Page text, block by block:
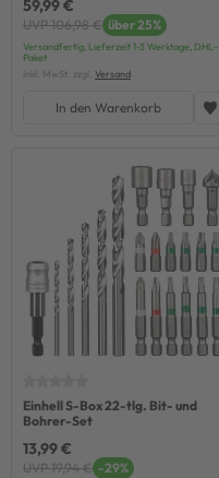
59,99 €
UVP 106,98 € über 25%
Versandfertig, Lieferzeit 1-3 Werktage, DHL-
Paket
inkl. MwSt. zzgl. Versand
In den Warenkorb
Einhell S-Box 22-tlg. Bit- und
Bohrer-Set
13,99 €
UVP 19,94 € -29%